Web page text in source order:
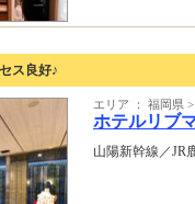
ス良好♪
エリア ： 福岡県
ホテルリブ
山陽新幹線／JR